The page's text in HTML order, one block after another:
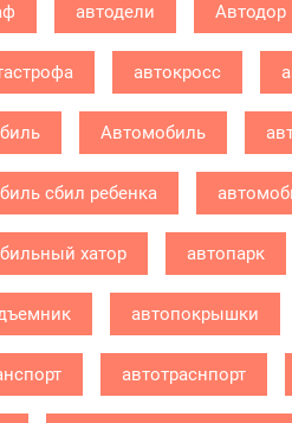
автодели Автодор
автокросс
Автомобиль
сбил ребенка
хатор автопарк
автопокрышки
автотраснпорт